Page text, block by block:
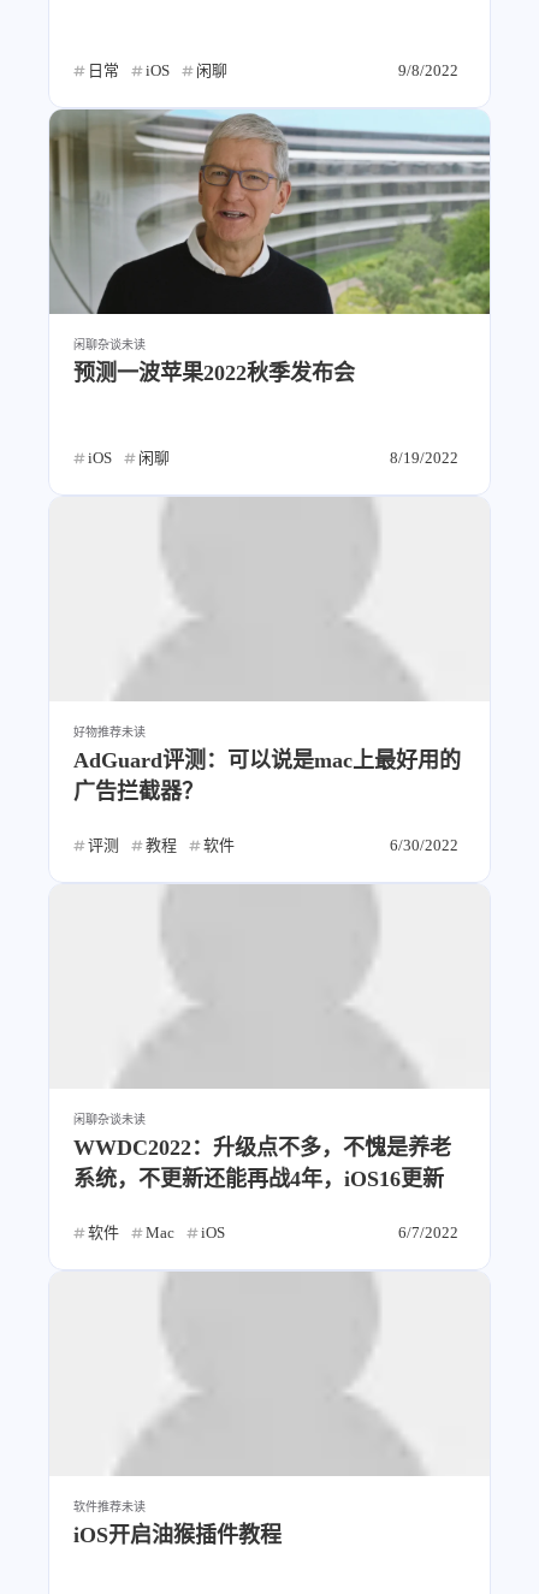
日常 iOS 闲聊 9/8/2022
闲聊杂谈未读
预测一波苹果2022秋季发布会
iOS 闲聊 8/19/2022
好物推荐未读
AdGuard评测：可以说是mac上最好用的
广告拦截器？
评测 教程 软件 6/30/2022
闲聊杂谈未读
WWDC2022：升级点不多，不愧是养老
系统，不更新还能再战4年，iOS16更新
软件 Mac iOS 6/7/2022
软件推荐未读
iOS开启油猴插件教程